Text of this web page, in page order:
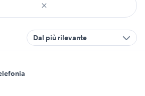
Dal più rilevante